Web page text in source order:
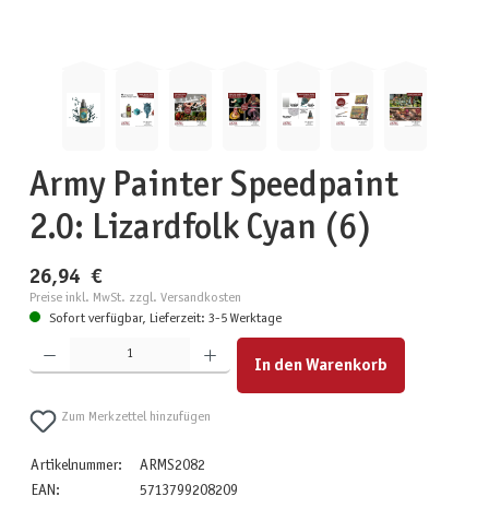
Army Painter Speedpaint
2.0: Lizardfolk Cyan (6)
26,94 €
Preise inkl. MwSt. zzgl. Versandkosten
Sofort verfügbar, Lieferzeit: 3-5 Werktage
Produkt Anzahl: Gib den gewünschten Wert ein oder benutze die Schaltflächen um die Anzahl zu
In den Warenkorb
Zum Merkzettel hinzufügen
Artikelnummer:
ARMS2082
EAN:
5713799208209